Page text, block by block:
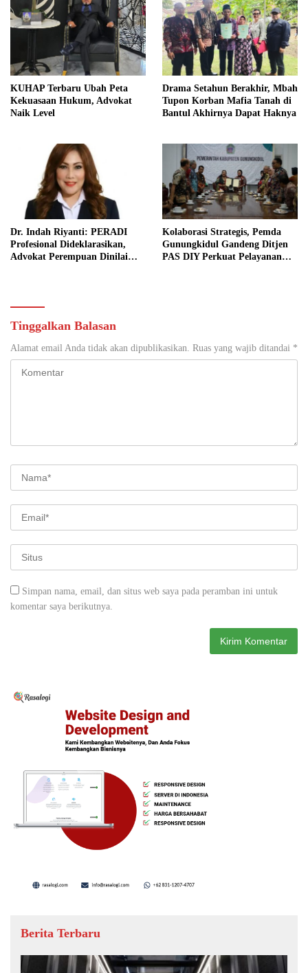
KUHAP Terbaru Ubah Peta
Kekuasaan Hukum, Advokat
Naik Level
Drama Setahun Berakhir, Mbah
Tupon Korban Mafia Tanah di
Bantul Akhirnya Dapat Haknya
Dr. Indah Riyanti: PERADI
Profesional Dideklarasikan,
Advokat Perempuan Dinilai
Kolaborasi Strategis, Pemda
Gunungkidul Gandeng Ditjen
PAS DIY Perkuat Pelayanan
Tinggalkan Balasan
Alamat email Anda tidak akan dipublikasikan. Ruas yang wajib ditandai *
Simpan nama, email, dan situs web saya pada peramban ini untuk
komentar saya berikutnya.
Berita Terbaru